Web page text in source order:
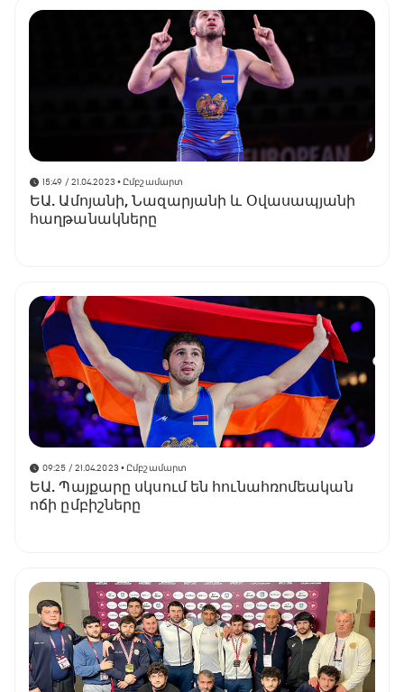
15:49 / 21.04.2023 • Ըմբշամարտ
ԵԱ. Ամոյանի, Նազարյանի և Օվասապյանի
հաղթանակները
09:25 / 21.04.2023 • Ըմբշամարտ
ԵԱ. Պայքարը սկսում են հունահռոմեական
ոճի ըմբիշները